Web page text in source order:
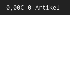
0,00€ 0 Artikel